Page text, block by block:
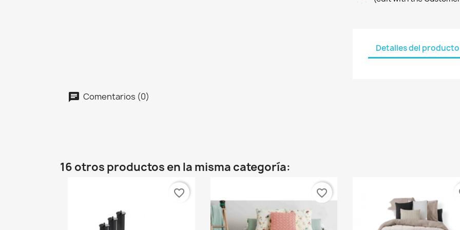
Detalles del producto
Comentarios (0)
16 otros productos en la misma categoría:
favorite_border favorite_border